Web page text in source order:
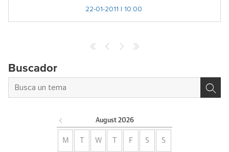
22-01-2011 | 10:00
Buscador
August 2026
M W F S S